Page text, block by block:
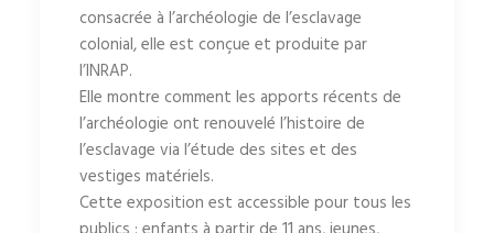
consacrée à l’archéologie de l’esclavage
colonial, elle est conçue et produite par
l’INRAP.
Elle montre comment les apports récents de
l’archéologie ont renouvelé l’histoire de
l’esclavage via l’étude des sites et des
vestiges matériels.
Cette exposition est accessible pour tous les